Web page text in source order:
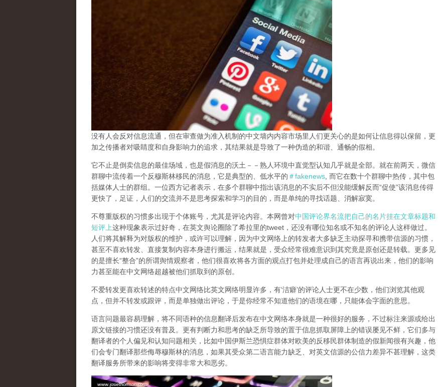
没有人会反对信息流通，但在审查做为准入机制的中文墙内内容市场里人们更关心的是如何让信息得以保留，更
加之传播者对吸睛度和自身影响力的追求，其结果就是导致了一种伪造的和谐、通畅的假相。
它不止是倒卖信息的最佳场域，也是假消息的沃土－－熟人环境中直觉型认知几乎就是全部。就在前两天，微信
群聊中流传着一个反穆斯林移民的消息，它是典型的、低水平的 ＃fakenews , 而它在数十个群聊中热传，其中包
括媒体人士的群组。一位西方记者表示，在多个群聊中指出该消息的不实后不但没能缓解反而“促使”该消息传得
更快了，足证，人们的交流并不是思考探索和学习的目的，而是单纯的寻找话题、消解寂寞。
不尊重版权的习惯多出现于个体账号，尤其是评论内容。本网曾对中国评论界名流把自己的名片挂在文章标题和
短评上这种现象表示过好奇，在英文舆论圈除了希拉里的tweet，还没有哪位知名或不知名的评论人这样做过。
人们将其解释为对版权的维护，或许可以理解，因为中文网络上的转发者大多缺乏主动探寻和携带信源的习惯，
甚至不喜欢转发、直接复制内容本身进行搬运，结果就是，受众经常很难意识到其究竟是原创还是转载。更多见
的是擅长“整合”的所谓舆情观察者，他们很喜欢将各方面的观点打包并处理成自己的语言再说出来，他们的影响
力甚至能在中文网络超越被他们抓取到的原创。
不爱转发更喜欢转述的特点中文网络比英文网络明显许多，有‘洁癖’的评论人士更不在少数，他们浏览其他观
点，但并不转发或跟评，而是单独做出评论，于是你经常不知道他们的语境在哪，只能体会字面的意思。
语言问题最容易理解，将不同语种的信息翻译后发布在中文网络本身就是一种很好的服务，不过标注来源或给出
原文链接的习惯还没有普及。更有判断力和思考的缺乏所导致的置于信息抓取屏障上的错误屡见不鲜，它们多与
翻译者的个人偏见和认知问题相关，比如中国伊斯兰恐惧症群体对欧美的反移民群体制造的假新闻很有兴趣，他
们会专门翻译那些侮辱穆斯林的消息，如果其受众第二语言能力缺乏、对英文信源的公信力差异不甚理解，这类
翻译服务所带来的影响将变得非常大和恶劣。